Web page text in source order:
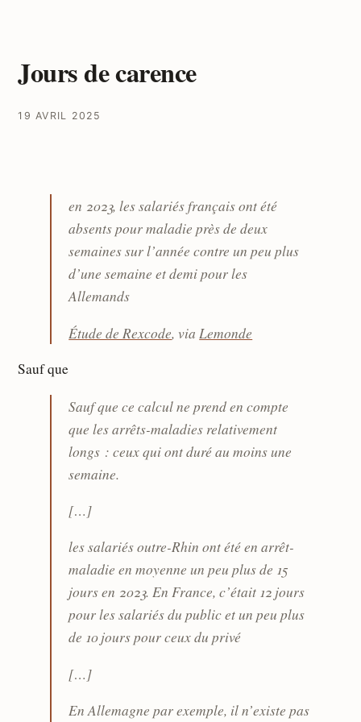
Jours de carence
19 AVRIL 2025
en 2023, les salariés français ont été
absents pour maladie près de deux
semaines sur l’année contre un peu plus
d’une semaine et demi pour les
Allemands
Étude de Rexcode, via Lemonde
Sauf que
Sauf que ce calcul ne prend en compte
que les arrêts-maladies relativement
longs : ceux qui ont duré au moins une
semaine.
[…]
les salariés outre-Rhin ont été en arrêt-
maladie en moyenne un peu plus de 15
jours en 2023. En France, c’était 12 jours
pour les salariés du public et un peu plus
de 10 jours pour ceux du privé
[…]
En Allemagne par exemple, il n’existe pas